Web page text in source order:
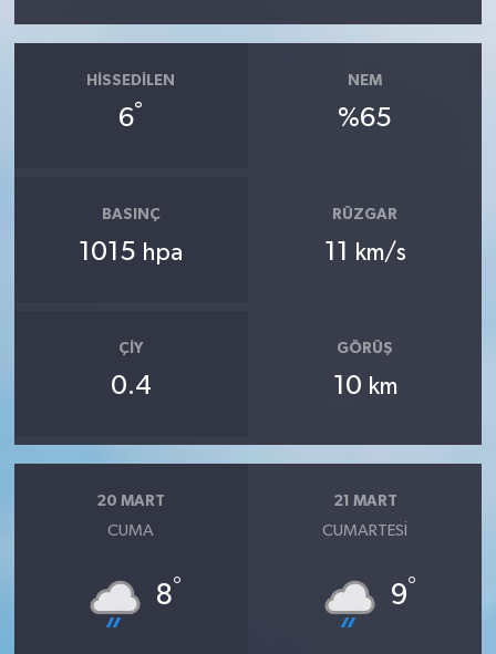
HISSEDILEN
6°
NEM
%65
BASINÇ
1015 hpa
RÜZGAR
11 km/s
ÇIY
0.4
GÖRÜŞ
10 km
20 MART
CUMA
8°
21 MART
CUMARTESI
9°